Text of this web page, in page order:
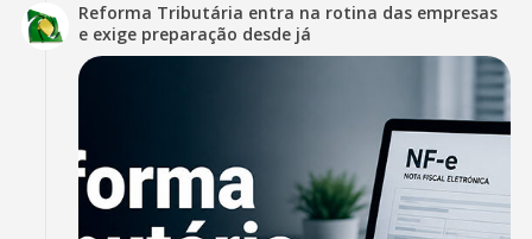
Reforma Tributária entra na rotina das empresas
e exige preparação desde já